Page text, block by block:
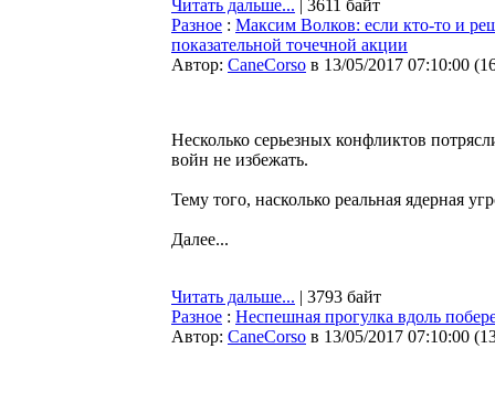
Читать дальше... | 3611 байт
Разное : Максим Волков: если кто-то и
показательной точечной акции
Автор: CaneCorso в 13/05/2017 07:10:00 (
Несколько серьезных конфликтов
войн не избежать.
Тему того, насколько реальная ядерная
Далее...
Читать дальше... | 3793 байт
Разное : Неспешная прогулка вдоль
Автор: CaneCorso в 13/05/2017 07:10:00 (